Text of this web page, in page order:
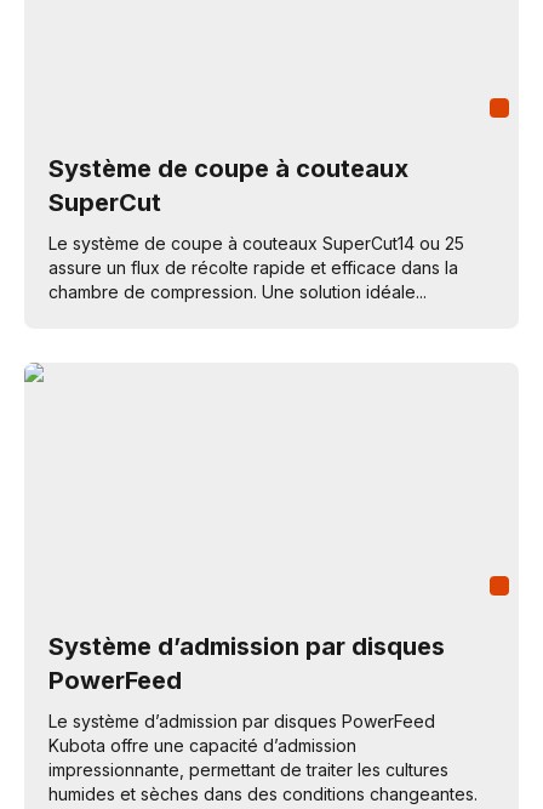
Système de coupe à couteaux
SuperCut
Le système de coupe à couteaux SuperCut14 ou 25
assure un flux de récolte rapide et efficace dans la
chambre de compression. Une solution idéale...
Système d’admission par disques
PowerFeed
Le système d’admission par disques PowerFeed
Kubota offre une capacité d’admission
impressionnante, permettant de traiter les cultures
humides et sèches dans des conditions changeantes.